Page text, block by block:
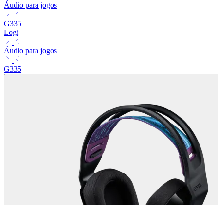
Áudio para jogos
G335
Logi
Áudio para jogos
G335